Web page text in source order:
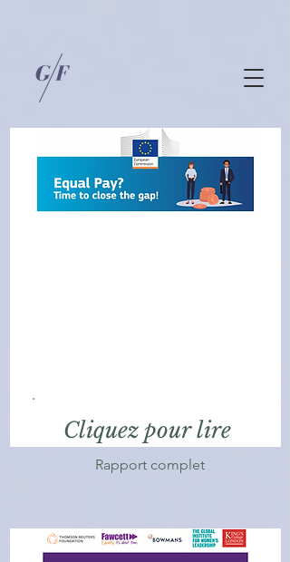
Cliquez pour lire
Rapport complet